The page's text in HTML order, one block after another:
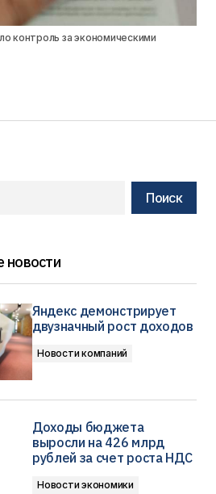
контроль за экономическими
Поиск
новости
Яндекс демонстрирует
двузначный рост доходов
Новости компаний
Доходы бюджета
выросли на 426 млрд
рублей за счет роста НДС
Новости экономики